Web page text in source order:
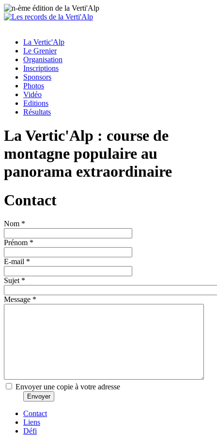
La Vertic'Alp
Le Grenier
Organisation
Inscriptions
Sponsors
Photos
Vidéo
Editions
Résultats
La Vertic'Alp : course de
montagne populaire au
panorama extraordinaire
Contact
Nom *
Prénom *
E-mail *
Sujet *
Message *
Envoyer une copie à votre adresse
Envoyer
Contact
Liens
Défi